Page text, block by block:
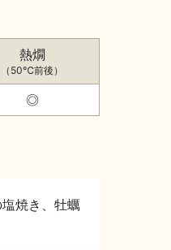
熱燗
（50℃前後）
◎
焼き、牡蠣